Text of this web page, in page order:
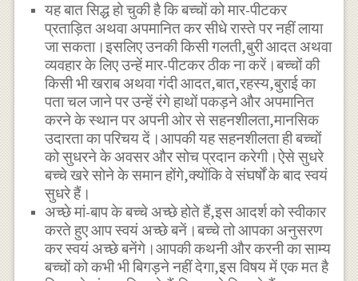
यह बात सिद्ध हो चुकी है कि बच्चों को मार-पीटकर
प्रताड़ित अथवा अपमानित कर सीधे रास्ते पर नहीं लाया
जा सकता।इसलिए उनकी किसी गलती,बुरी आदत अथवा
व्यवहार के लिए उन्हें मार-पीटकर ठीक ना करें।बच्चों की
किसी भी खराब अथवा गंदी आदत,बात,रहस्य,बुराई का
पता चल जाने पर उन्हें रंगे हाथों पकड़ने और अपमानित
करने के स्थान पर अपनी ओर से सहनशीलता,मानसिक
उदारता का परिचय दें।आपकी यह सहनशीलता ही बच्चों
को सुधरने के अवसर और सोच प्रदान करेगी।ऐसे सुधरे
बच्चे खरे सोने के समान होंगे,क्योंकि वे संघर्षों के बाद स्वयं
सुधरे हैं।
अच्छे मां-बाप के बच्चे अच्छे होते हैं,इस आदर्श को स्वीकार
करते हुए आप स्वयं अच्छे बनें।बच्चे तो आपका अनुसरण
कर स्वयं अच्छे बनेंगे।आपकी कथनी और करनी का साम्य
बच्चों को कभी भी बिगड़ने नहीं देगा,इस विषय में एक मत है